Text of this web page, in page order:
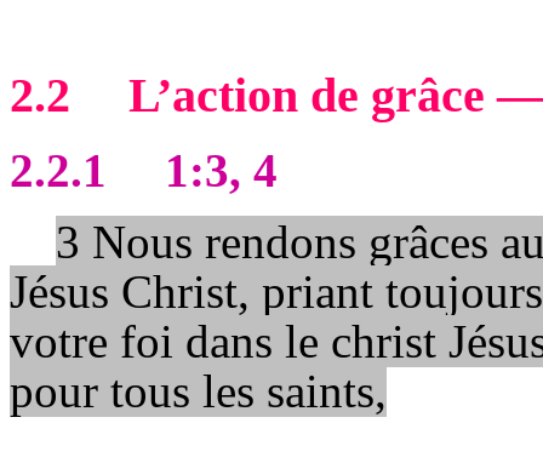
2.2 L’action de grâce
2.2.1
1:3, 4
3 Nous rendons grâces
Jésus Christ, priant
votre foi dans le christ
pour tous les saints,